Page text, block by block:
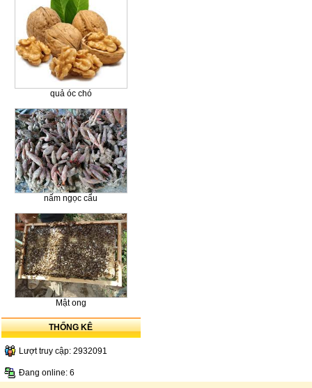
quả óc chó
nấm ngọc cẩu
Mật ong
THỐNG KÊ
Lượt truy cập: 2932091
Đang online: 6